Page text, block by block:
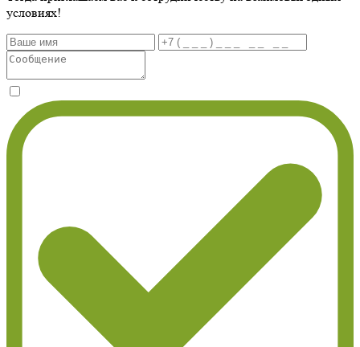
условиях!